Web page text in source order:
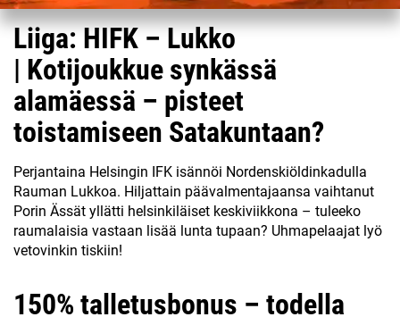
Liiga: HIFK – Lukko
| Kotijoukkue synkässä
alamäessä – pisteet
toistamiseen Satakuntaan?
Perjantaina Helsingin IFK isännöi Nordenskiöldinkadulla
Rauman Lukkoa. Hiljattain päävalmentajaansa vaihtanut
Porin Ässät yllätti helsinkiläiset keskiviikkona – tuleeko
raumalaisia vastaan lisää lunta tupaan? Uhmapelaajat lyö
vetovinkin tiskiin!
150% talletusbonus – todella